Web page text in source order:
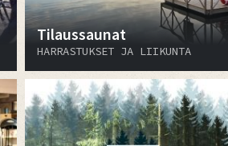
Tilaussaunat
HARRASTUKSET JA LIIKUNTA